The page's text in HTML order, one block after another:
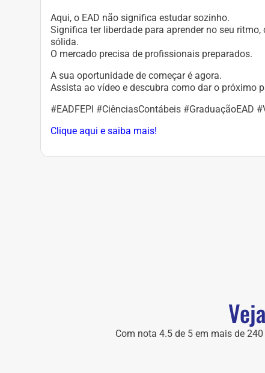
Aqui, o EAD não significa estudar sozinho.
Significa ter liberdade para aprender no seu
sólida.
O mercado precisa de profissionais preparados.
A sua oportunidade de começar é agora.
Assista ao vídeo e descubra como dar o próximo
#EADFEPI #CiênciasContábeis #GraduaçãoEAD
Clique aqui e saiba mais!
Com nota 4.5 de 5 em mais de